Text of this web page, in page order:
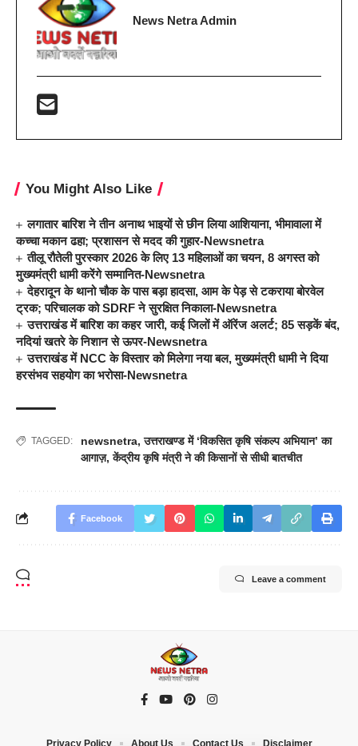
News Netra Admin
You Might Also Like
लगातार बारिश ने तीन अनाथ भाइयों से छीन लिया आशियाना, भीमावाला में
कच्चा मकान ढहा; प्रशासन से मदद की गुहार-Newsnetra
तीलू रौतेली पुरस्कार 2026 के लिए 13 महिलाओं का चयन, 8 अगस्त को
मुख्यमंत्री धामी करेंगे सम्मानित-Newsnetra
देहरादून के थानो चौक के पास बड़ा हादसा, आम के पेड़ से टकराया बोरवेल
ट्रक; परिचालक को SDRF ने सुरक्षित निकाला-Newsnetra
उत्तराखंड में बारिश का कहर जारी, कई जिलों में ऑरेंज अलर्ट; 85 सड़कें बंद,
नदियां खतरे के निशान से ऊपर-Newsnetra
उत्तराखंड में NCC के विस्तार को मिलेगा नया बल, मुख्यमंत्री धामी ने दिया
हरसंभव सहयोग का भरोसा-Newsnetra
TAGGED: newsnetra,उत्तराखण्ड में ‘विकसित कृषि संकल्प अभियान’ का
आगाज़,केंद्रीय कृषि मंत्री ने की किसानों से सीधी बातचीत
Facebook
Leave a comment
Privacy Policy About Us Contact Us Disclaimer